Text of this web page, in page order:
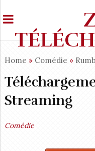
Home » Comédie »
Streaming
Comédie